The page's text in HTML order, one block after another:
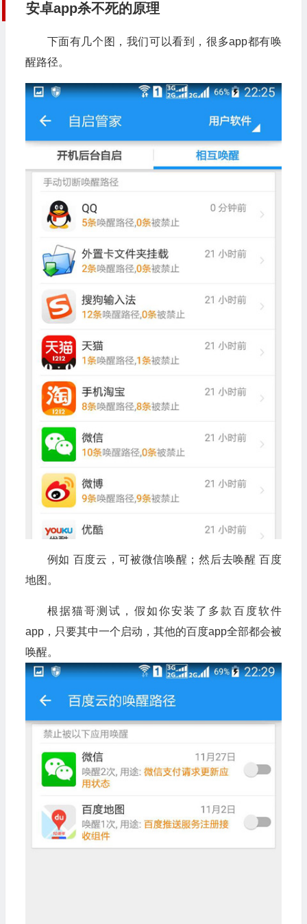
安卓app杀不死的原理
下面有几个图，我们可以看到，很多app都有唤
醒路径。
例如 百度云，可被微信唤醒；然后去唤醒 百度
地图。
根据猫哥测试，假如你安装了多款百度软件
app，只要其中一个启动，其他的百度app全部都会被
唤醒。